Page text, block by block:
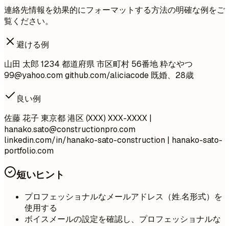
連絡先情報を効果的にフォーマットする方法の明確な例をご
覧ください。
避ける例
山田 太郎 1234 都道府県 市区町村 56番地 粋なやつ
99@yahoo.comgithub.com/aliciacode 既婚、28歳
良い例
佐藤 花子 東京都 港区 (XXX) XXX-XXXX |
hanako.sato@constructionpro.com
linkedin.com/in/hanako-sato-construction | hanako-sato-
portfolio.com
短いヒント
プロフェッショナルなメールアドレス（姓.名形式）を
使用する
ボイスメールの設定を確認し、プロフェッショナルな